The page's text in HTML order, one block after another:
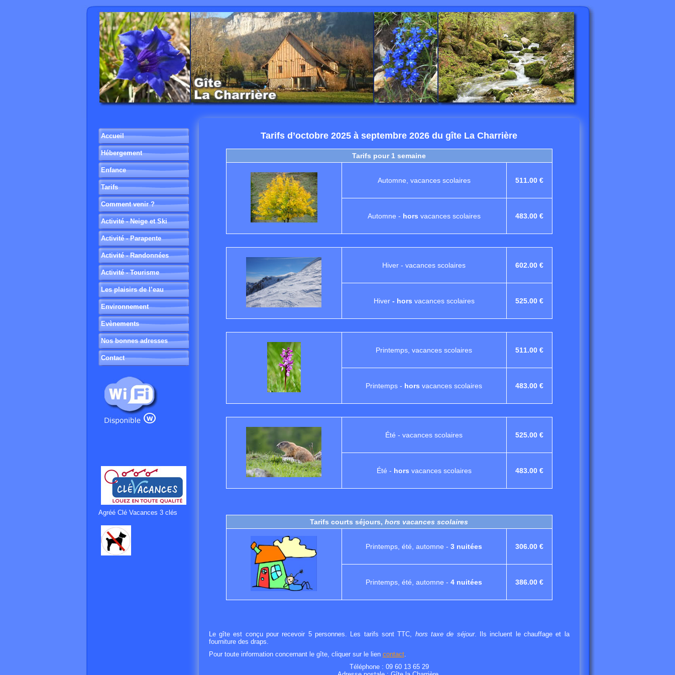
Tarifs d’octobre 2025 à septembre 2026 du gîte La Charrière
Tarifs pour 1 semaine
Automne, vacances scolaires 511.00 €
Automne - hors vacances scolaires 483.00 €
Hiver - vacances scolaires 602.00 €
Hiver - hors vacances scolaires 525.00 €
Printemps, vacances scolaires 511.00 €
Printemps - hors vacances scolaires 483.00 €
Été - vacances scolaires 525.00 €
Été - hors vacances scolaires 483.00 €
Tarifs courts séjours, hors vacances scolaires
Printemps, été, automne - 3 nuitées 306.00 €
Printemps, été, automne - 4 nuitées 386.00 €
Le gîte est conçu pour recevoir 5 personnes. Les tarifs sont TTC, hors taxe de séjour. Ils incluent le chauffage et la
fourniture des draps.
Pour toute information concernant le gîte, cliquer sur le lien contact.
Téléphone : 09 60 13 65 29
Accueil
Hébergement
Enfance
Tarifs
Comment venir ?
Activité - Neige et Ski
Activité - Parapente
Activité - Randonnées
Activité - Tourisme
Les plaisirs de l’eau
Environnement
Evènements
Nos bonnes adresses
Contact
Agréé Clé Vacances 3 clés